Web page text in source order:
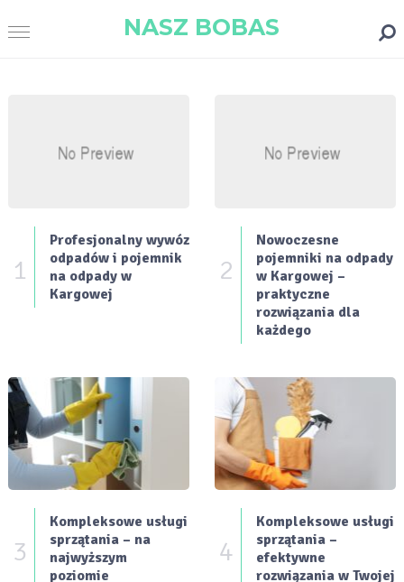
NASZ BOBAS
1
Profesjonalny wywóz
odpadów i pojemnik
na odpady w
Kargowej
2
Nowoczesne
pojemniki na odpady
w Kargowej –
praktyczne
rozwiązania dla
każdego
3
Kompleksowe usługi
sprzątania – na
najwyższym
poziomie
4
Kompleksowe usługi
sprzątania –
efektywne
rozwiązania w Twojej